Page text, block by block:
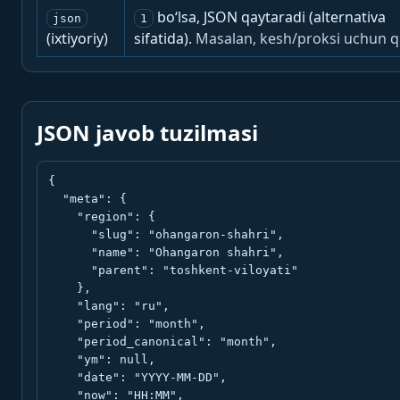
json
(ixtiyoriy)
1
bo‘lsa, JSON qaytaradi (alternativa
sifatida). Masalan, kesh/proksi uchun
JSON javob tuzilmasi
{
  "meta": {
    "region": {
      "slug": "ohangaron-shahri",
      "name": "Ohangaron shahri",
      "parent": "toshkent-viloyati"
    },
    "lang": "ru",
    "period": "month",
    "period_canonical": "month",
    "ym": null,
    "date": "YYYY-MM-DD",
    "now": "HH:MM",